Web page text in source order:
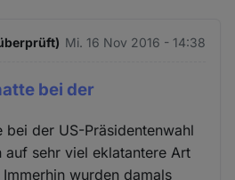
Mi. 16 Nov 2016 - 14:38
bei der
bei der US-Präsidentenwahl
auf sehr viel eklatantere Art
wurden damals